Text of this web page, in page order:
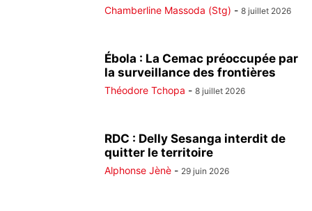
Chamberline Massoda (Stg) - 8 juillet 2026
Ébola : La Cemac préoccupée par
la surveillance des frontières
Théodore Tchopa - 8 juillet 2026
RDC : Delly Sesanga interdit de
quitter le territoire
Alphonse Jènè - 29 juin 2026